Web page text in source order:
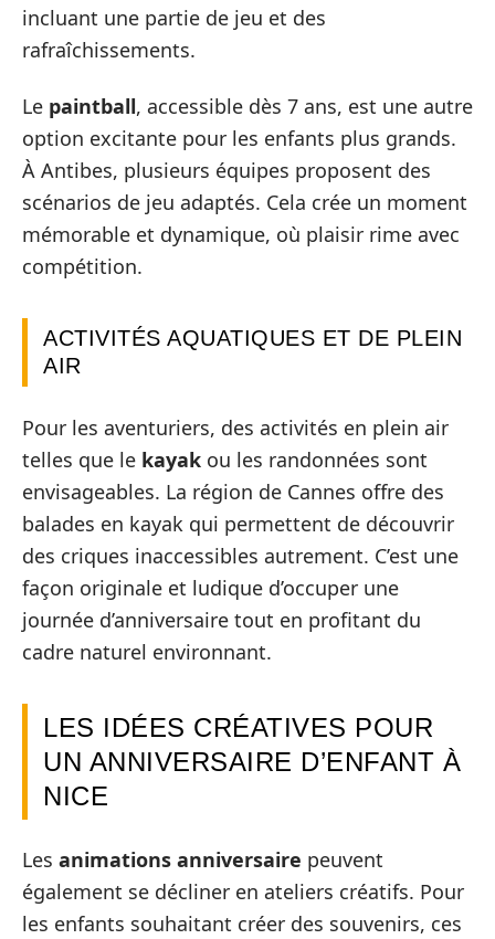
incluant une partie de jeu et des
rafraîchissements.
Le paintball, accessible dès 7 ans, est une autre
option excitante pour les enfants plus grands.
À Antibes, plusieurs équipes proposent des
scénarios de jeu adaptés. Cela crée un moment
mémorable et dynamique, où plaisir rime avec
compétition.
ACTIVITÉS AQUATIQUES ET DE PLEIN
AIR
Pour les aventuriers, des activités en plein air
telles que le kayak ou les randonnées sont
envisageables. La région de Cannes offre des
balades en kayak qui permettent de découvrir
des criques inaccessibles autrement. C’est une
façon originale et ludique d’occuper une
journée d’anniversaire tout en profitant du
cadre naturel environnant.
LES IDÉES CRÉATIVES POUR
UN ANNIVERSAIRE D’ENFANT À
NICE
Les animations anniversaire peuvent
également se décliner en ateliers créatifs. Pour
les enfants souhaitant créer des souvenirs, ces